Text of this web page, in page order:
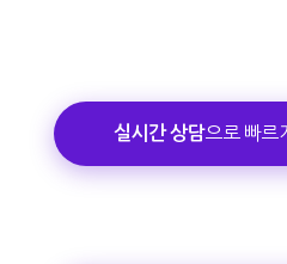
실시간 상담으로 빠르